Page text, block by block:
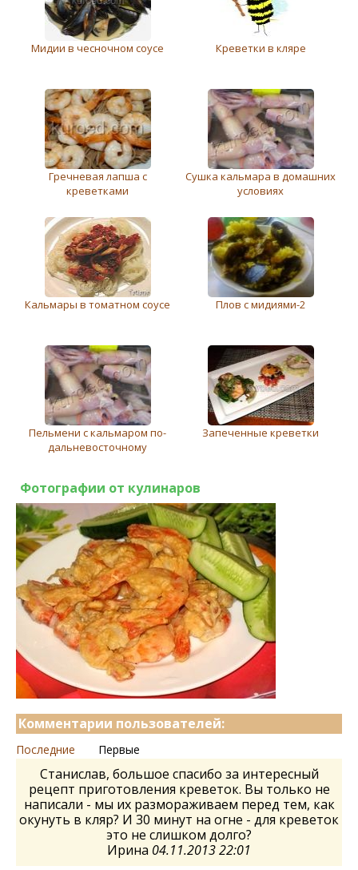
Мидии в чесночном соусе Креветки в кляре
Гречневая лапша с
креветками
Сушка кальмара в домашних
условиях
Кальмары в томатном соусе Плов с мидиями-2
Пельмени с кальмаром по-
дальневосточному
Запеченные креветки
Фотографии от кулинаров
Комментарии пользователей:
Последние Первые
Станислав, большое спасибо за интересный
рецепт приготовления креветок. Вы только не
написали - мы их размораживаем перед тем, как
окунуть в кляр? И 30 минут на огне - для креветок
это не слишком долго?
Ирина 04.11.2013 22:01